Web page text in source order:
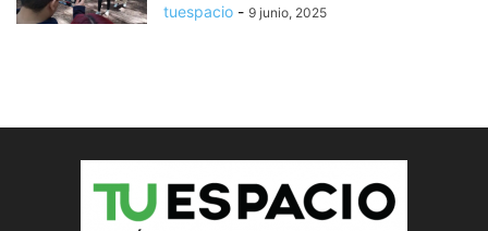
tuespacio - 9 junio, 2025